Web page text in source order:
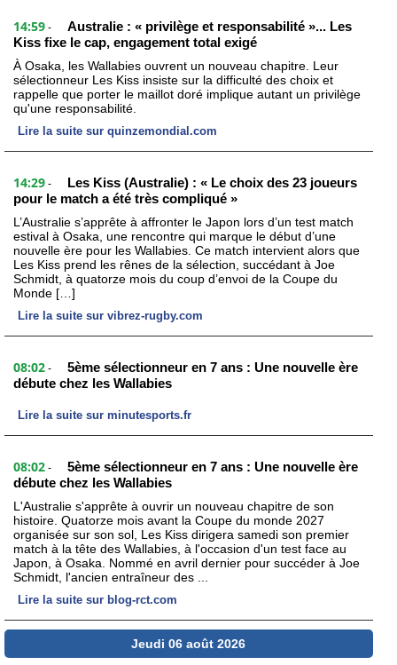
14:59 -
Australie : « privilège et responsabilité »... Les
Kiss fixe le cap, engagement total exigé
À Osaka, les Wallabies ouvrent un nouveau chapitre. Leur
sélectionneur Les Kiss insiste sur la difficulté des choix et
rappelle que porter le maillot doré implique autant un privilège
qu'une responsabilité.
Lire la suite sur quinzemondial.com
14:29 -
Les Kiss (Australie) : « Le choix des 23 joueurs
pour le match a été très compliqué »
L’Australie s’apprête à affronter le Japon lors d’un test match
estival à Osaka, une rencontre qui marque le début d’une
nouvelle ère pour les Wallabies. Ce match intervient alors que
Les Kiss prend les rênes de la sélection, succédant à Joe
Schmidt, à quatorze mois du coup d’envoi de la Coupe du
Monde […]
Lire la suite sur vibrez-rugby.com
08:02 -
5ème sélectionneur en 7 ans : Une nouvelle ère
débute chez les Wallabies
Lire la suite sur minutesports.fr
08:02 -
5ème sélectionneur en 7 ans : Une nouvelle ère
débute chez les Wallabies
L'Australie s'apprête à ouvrir un nouveau chapitre de son
histoire. Quatorze mois avant la Coupe du monde 2027
organisée sur son sol, Les Kiss dirigera samedi son premier
match à la tête des Wallabies, à l'occasion d'un test face au
Japon, à Osaka. Nommé en avril dernier pour succéder à Joe
Schmidt, l'ancien entraîneur des ...
Lire la suite sur blog-rct.com
Jeudi 06 août 2026